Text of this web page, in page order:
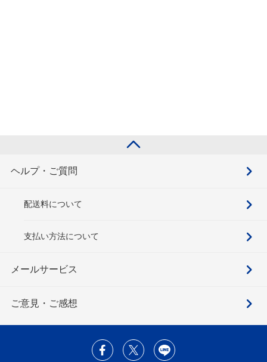
ヘルプ・ご質問
配送料について
支払い方法について
メールサービス
ご意見・ご感想